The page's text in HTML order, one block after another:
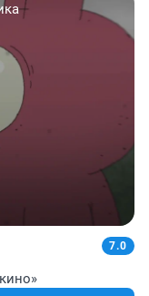
7.0